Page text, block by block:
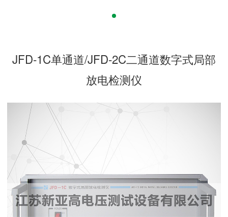
JFD-1C单通道/JFD-2C二通道数字式局部
放电检测仪